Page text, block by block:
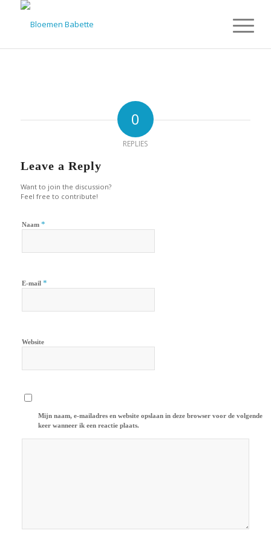
0
REPLIES
Leave a Reply
Want to join the discussion?
Feel free to contribute!
Naam *
E-mail *
Website
Mijn naam, e-mailadres en website opslaan in deze browser voor de volgende
keer wanneer ik een reactie plaats.